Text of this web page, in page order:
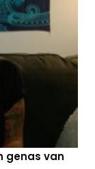
genas van